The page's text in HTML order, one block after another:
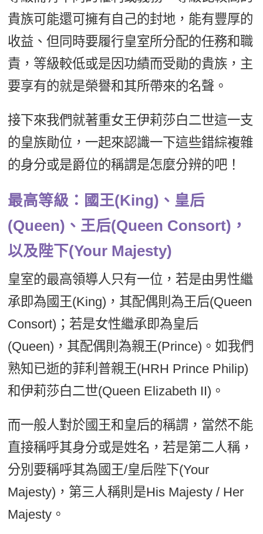
貴族可能還可擁有自己的封地，能有豐厚的
收益、但同時要履行皇室所分配的任務和職
責，等級較低或是因功績而受勛的貴族，主
要享有的就是榮譽和其所帶來的名聲。
接下來我們就著重女王伊莉莎白二世這一支
的皇族勛位，一起來認識一下這些錯綜複雜
的身分或是爵位的稱謂是怎麼分辨的吧！
最高等級：國王(King)、皇后
(Queen)、王后(Queen Consort)，
以及陛下(Your Majesty)
皇室的最高領導人只有一位，若是由男性繼
承即為國王(King)，其配偶則為王后(Queen
Consort)；若是女性繼承即為皇后
(Queen)，其配偶則為親王(Prince)。如我們
熟知已逝的菲利普親王(HRH Prince Philip)
和伊莉莎白二世(Queen Elizabeth II)。
而一般人對於國王和皇后的稱謂，當然不能
直接稱呼其身分或是姓名，若是第二人稱，
分別要稱呼其為國王/皇后陛下(Your
Majesty)，第三人稱則是His Majesty / Her
Majesty。